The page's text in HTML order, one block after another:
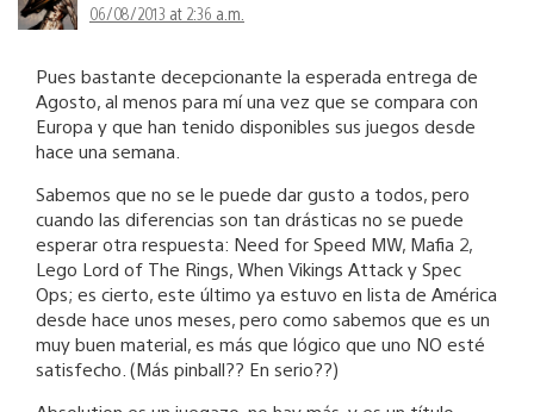
06/08/2013 at 2:36 a.m.
Pues bastante decepcionante la esperada entrega de
Agosto, al menos para mí una vez que se compara con
Europa y que han tenido disponibles sus juegos desde
hace una semana.
Sabemos que no se le puede dar gusto a todos, pero
cuando las diferencias son tan drásticas no se puede
esperar otra respuesta: Need for Speed MW, Mafia 2,
Lego Lord of The Rings, When Vikings Attack y Spec
Ops; es cierto, este último ya estuvo en lista de América
desde hace unos meses, pero como sabemos que es un
muy buen material, es más que lógico que uno NO esté
satisfecho. (Más pinball?? En serio??)